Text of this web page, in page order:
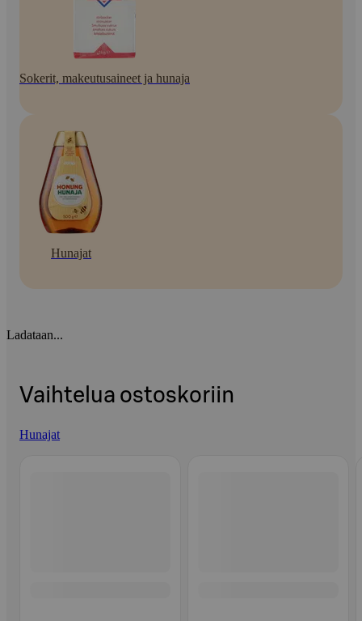
Sokerit, makeutusaineet ja hunaja
Hunajat
Ladataan...
Vaihtelua ostoskoriin
Hunajat